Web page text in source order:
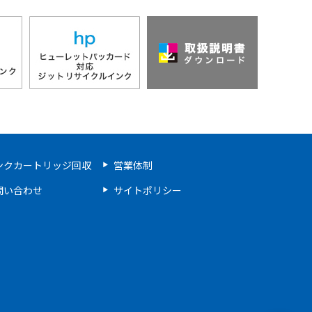
クカートリッジ回収
営業体制
い合わせ
サイトポリシー